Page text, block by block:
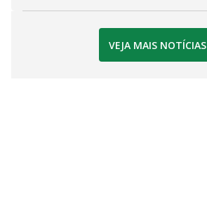
VEJA MAIS NOTÍCIAS